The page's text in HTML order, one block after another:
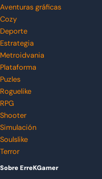
Aventuras gráficas
Cozy
Deporte
Estrategia
Metroidvania
Plataforma
Puzles
Roguelike
RPG
Shooter
Simulación
Soulslike
Terror
Sobre ErreKGamer